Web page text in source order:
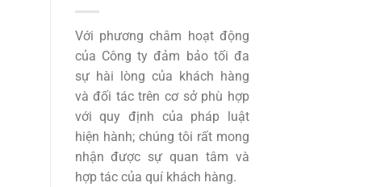
Với phương châm hoạt động
của Công ty đảm bảo tối đa
sự hài lòng của khách hàng
và đối tác trên cơ sở phù hợp
với quy định của pháp luật
hiện hành; chúng tôi rất mong
nhận được sự quan tâm và
hợp tác của quí khách hàng.